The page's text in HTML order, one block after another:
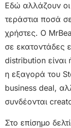
Εδώ αλλάζουν οι
τεράστια ποσά
χρήστες. Ο
σε εκατοντάδες
distribution είναι
η εξαγορά του
business deal,
συνδέονται
Στο επίσημο